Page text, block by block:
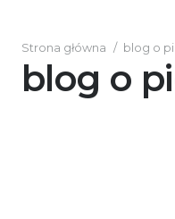
Strona główna / blog o
blog o